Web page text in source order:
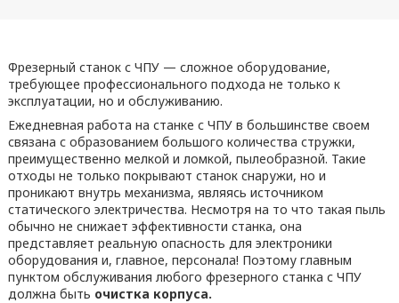
Фрезерный станок с ЧПУ — сложное оборудование,
требующее профессионального подхода не только к
эксплуатации, но и обслуживанию.
Ежедневная работа на станке с ЧПУ в большинстве своем
связана с образованием большого количества стружки,
преимущественно мелкой и ломкой, пылеобразной. Такие
отходы не только покрывают станок снаружи, но и
проникают внутрь механизма, являясь источником
статического электричества. Несмотря на то что такая пыль
обычно не снижает эффективности станка, она
представляет реальную опасность для электроники
оборудования и, главное, персонала! Поэтому главным
пунктом обслуживания любого фрезерного станка с ЧПУ
должна быть очистка корпуса.